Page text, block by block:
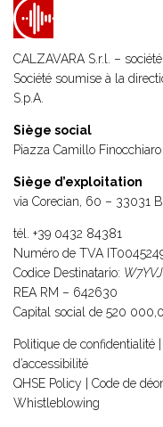
CALZAVARA S.r.l. –
Société soumise à la
S.p.A.
Siège social
Piazza Camillo
Siège d’exploitation
via Corecian, 60 – 33031
tél. +39 0432 84381
Numéro de TVA
Codice Destinatario:
REA RM – 642630
Capital social de 520
Politique de confidentialité |
d’accessibilité
QHSE Policy | Code de
Whistleblowing